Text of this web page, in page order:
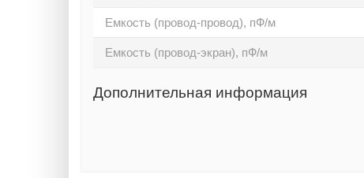
Емкость (провод-провод), пФ/м
Емкость (провод-экран), пФ/м
Дополнительная информация